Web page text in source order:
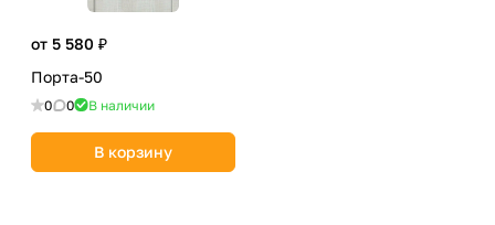
от 5 580 ₽
Порта-50
0 0 В наличии
В корзину